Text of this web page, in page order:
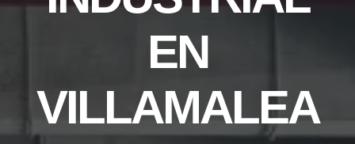
EN
VILLAMALEA